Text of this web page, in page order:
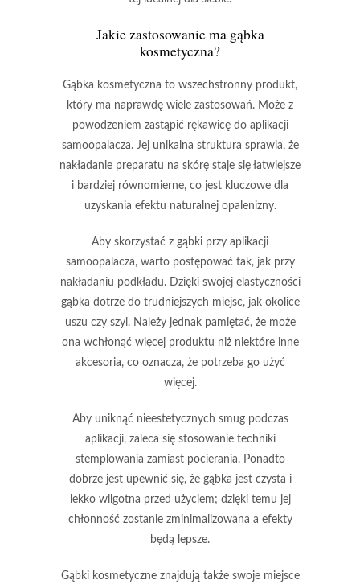
Jakie zastosowanie ma gąbka
kosmetyczna?
Gąbka kosmetyczna to wszechstronny produkt,
który ma naprawdę wiele zastosowań. Może z
powodzeniem zastąpić rękawicę do aplikacji
samoopalacza. Jej unikalna struktura sprawia, że
nakładanie preparatu na skórę staje się łatwiejsze
i bardziej równomierne, co jest kluczowe dla
uzyskania efektu naturalnej opalenizny.
Aby skorzystać z gąbki przy aplikacji
samoopalacza, warto postępować tak, jak przy
nakładaniu podkładu. Dzięki swojej elastyczności
gąbka dotrze do trudniejszych miejsc, jak okolice
uszu czy szyi. Należy jednak pamiętać, że może
ona wchłonąć więcej produktu niż niektóre inne
akcesoria, co oznacza, że potrzeba go użyć
więcej.
Aby uniknąć nieestetycznych smug podczas
aplikacji, zaleca się stosowanie techniki
stemplowania zamiast pocierania. Ponadto
dobrze jest upewnić się, że gąbka jest czysta i
lekko wilgotna przed użyciem; dzięki temu jej
chłonność zostanie zminimalizowana a efekty
będą lepsze.
Gąbki kosmetyczneznajdują także swoje miejsce